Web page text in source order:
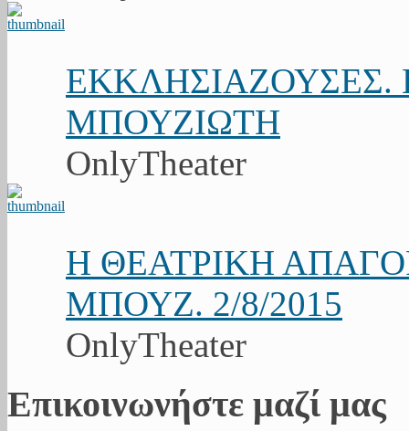
ΕΚΚΛΗΣΙΑΖΟΥΣΕΣ.
ΜΠΟΥΖΙΩΤΗ
OnlyTheater
Η ΘΕΑΤΡΙΚΗ
ΜΠΟΥΖ. 2/8/2015
OnlyTheater
Επικοινωνήστε μαζί μας